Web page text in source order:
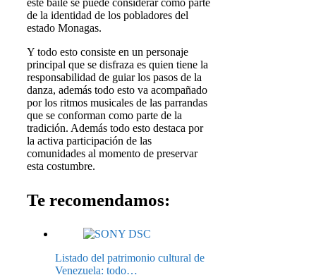
este baile se puede considerar como parte
de la identidad de los pobladores del
estado Monagas.
Y todo esto consiste en un personaje
principal que se disfraza es quien tiene la
responsabilidad de guiar los pasos de la
danza, además todo esto va acompañado
por los ritmos musicales de las parrandas
que se conforman como parte de la
tradición. Además todo esto destaca por
la activa participación de las
comunidades al momento de preservar
esta costumbre.
Te recomendamos:
Listado del patrimonio cultural de
Venezuela: todo…